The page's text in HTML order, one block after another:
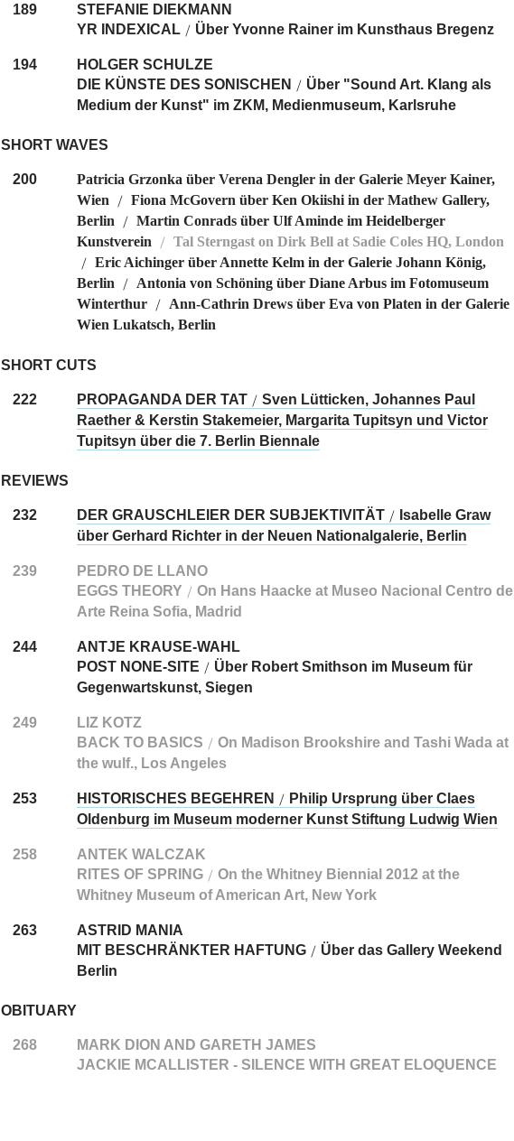
189
STEFANIE DIEKMANN
YR INDEXICAL/ Über Yvonne Rainer im Kunsthaus Bregenz
194
HOLGER SCHULZE
DIE KÜNSTE DES SONISCHEN / Über "Sound Art. Klang als
Medium der Kunst" im ZKM, Medienmuseum, Karlsruhe
SHORT WAVES
200
Patricia Grzonka über Verena Dengler in der Galerie Meyer Kainer,
Wien
/ Fiona McGovern über Ken Okiishi in der Mathew Gallery,
Berlin
/ Martin Conrads über Ulf Aminde im Heidelberger
Kunstverein
/ Tal Sterngast on Dirk Bell at Sadie Coles HQ, London
/ Eric Aichinger über Annette Kelm in der Galerie Johann König,
Berlin
/ Antonia von Schöning über Diane Arbus im Fotomuseum
Winterthur
/ Ann-Cathrin Drews über Eva von Platen in der Galerie
Wien Lukatsch, Berlin
SHORT CUTS
222 PROPAGANDA DER TAT/ Sven Lütticken, Johannes Paul
Raether & Kerstin Stakemeier, Margarita Tupitsyn und Victor
Tupitsyn über die 7. Berlin Biennale
REVIEWS
232 DER GRAUSCHLEIER DER SUBJEKTIVITÄT / Isabelle Graw
über Gerhard Richter in der Neuen Nationalgalerie, Berlin
239
PEDRO DE LLANO
EGGS THEORY / On Hans Haacke at Museo Nacional Centro de
Arte Reina Sofia, Madrid
244
ANTJE KRAUSE-WAHL
POST NONE-SITE / Über Robert Smithson im Museum für
Gegenwartskunst, Siegen
249
LIZ KOTZ
BACK TO BASICS / On Madison Brookshire and Tashi Wada at
the wulf., Los Angeles
253 HISTORISCHES BEGEHREN / Philip Ursprung über Claes
Oldenburg im Museum moderner Kunst Stiftung Ludwig Wien
258
ANTEK WALCZAK
RITES OF SPRING/ On the Whitney Biennial 2012 at the
Whitney Museum of American Art, New York
263
ASTRID MANIA
MIT BESCHRÄNKTER HAFTUNG/ Über das Gallery Weekend
Berlin
OBITUARY
268
MARK DION AND GARETH JAMES
JACKIE MCALLISTER - SILENCE WITH GREAT ELOQUENCE